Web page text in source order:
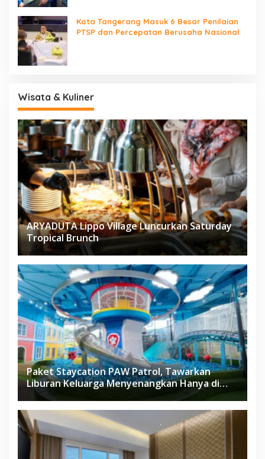
Kota Tangerang Masuk 6 Besar Penilaian
PTSP dan Percepatan Berusaha Nasional
Wisata & Kuliner
ARYADUTA Lippo Village Luncurkan Saturday
Tropical Brunch
Paket Staycation PAW Patrol, Tawarkan
Liburan Keluarga Menyenangkan Hanya di
Herloom Hotel BSD